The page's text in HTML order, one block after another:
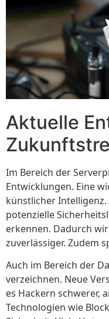
Aktuelle
Im Bereich der
Entwicklungen. Eine
künstlicher Intelligenz.
potenzielle
erkennen. Dadurch
zuverlässiger. Zudem
Auch im Bereich der
verzeichnen. Neue
es Hackern schwerer,
Technologien wie